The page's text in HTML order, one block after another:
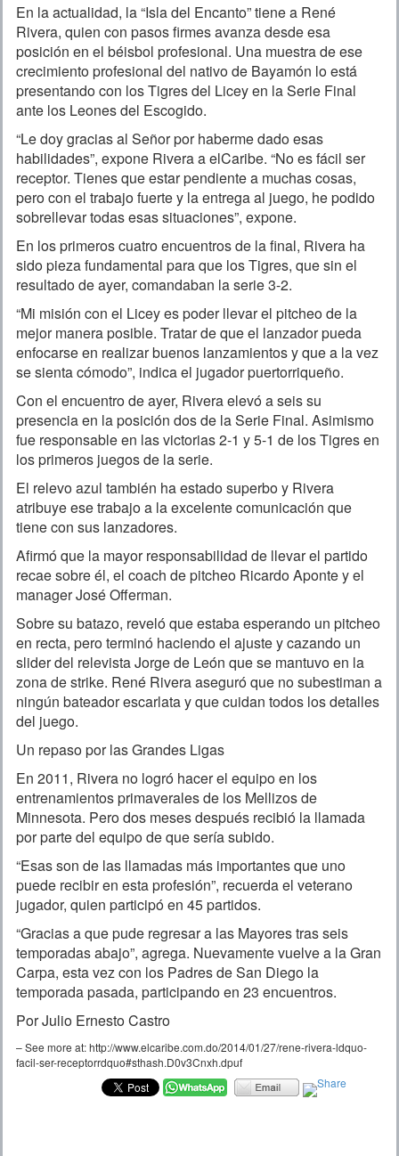
En la actualidad, la “Isla del Encanto” tiene a René
Rivera, quien con pasos firmes avanza desde esa
posición en el béisbol profesional. Una muestra de ese
crecimiento profesional del nativo de Bayamón lo está
presentando con los Tigres del Licey en la Serie Final
ante los Leones del Escogido.
“Le doy gracias al Señor por haberme dado esas
habilidades”, expone Rivera a elCaribe. “No es fácil ser
receptor. Tienes que estar pendiente a muchas cosas,
pero con el trabajo fuerte y la entrega al juego, he podido
sobrellevar todas esas situaciones”, expone.
En los primeros cuatro encuentros de la final, Rivera ha
sido pieza fundamental para que los Tigres, que sin el
resultado de ayer, comandaban la serie 3-2.
“Mi misión con el Licey es poder llevar el pitcheo de la
mejor manera posible. Tratar de que el lanzador pueda
enfocarse en realizar buenos lanzamientos y que a la vez
se sienta cómodo”, indica el jugador puertorriqueño.
Con el encuentro de ayer, Rivera elevó a seis su
presencia en la posición dos de la Serie Final. Asimismo
fue responsable en las victorias 2-1 y 5-1 de los Tigres en
los primeros juegos de la serie.
El relevo azul también ha estado superbo y Rivera
atribuye ese trabajo a la excelente comunicación que
tiene con sus lanzadores.
Afirmó que la mayor responsabilidad de llevar el partido
recae sobre él, el coach de pitcheo Ricardo Aponte y el
manager José Offerman.
Sobre su batazo, reveló que estaba esperando un pitcheo
en recta, pero terminó haciendo el ajuste y cazando un
slider del relevista Jorge de León que se mantuvo en la
zona de strike. René Rivera aseguró que no subestiman a
ningún bateador escarlata y que cuidan todos los detalles
del juego.
Un repaso por las Grandes Ligas
En 2011, Rivera no logró hacer el equipo en los
entrenamientos primaverales de los Mellizos de
Minnesota. Pero dos meses después recibió la llamada
por parte del equipo de que sería subido.
“Esas son de las llamadas más importantes que uno
puede recibir en esta profesión”, recuerda el veterano
jugador, quien participó en 45 partidos.
“Gracias a que pude regresar a las Mayores tras seis
temporadas abajo”, agrega. Nuevamente vuelve a la Gran
Carpa, esta vez con los Padres de San Diego la
temporada pasada, participando en 23 encuentros.
Por Julio Ernesto Castro
– See more at: http://www.elcaribe.com.do/2014/01/27/rene-rivera-ldquo-
facil-ser-receptorrdquo#sthash.D0v3Cnxh.dpuf